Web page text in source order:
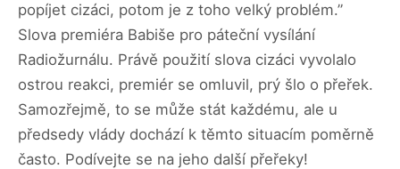
popíjet cizáci, potom je z toho velký problém.”
Slova premiéra Babiše pro páteční vysílání
Radiožurnálu. Právě použití slova cizáci vyvolalo
ostrou reakci, premiér se omluvil, prý šlo o přeřek.
Samozřejmě, to se může stát každému, ale u
předsedy vlády dochází k těmto situacím poměrně
často. Podívejte se na jeho další přeřeky!